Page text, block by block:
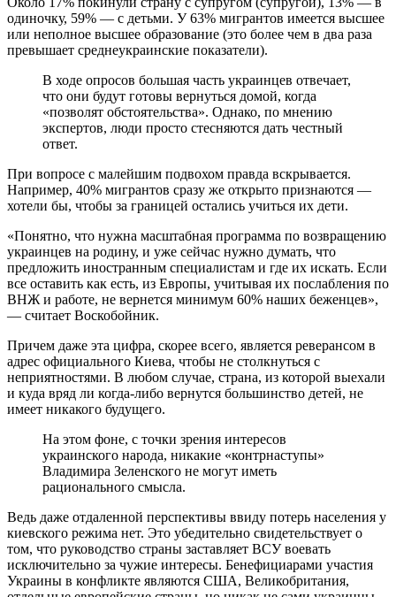
одиночку, 59% — с детьми. У 63% мигрантов имеется высшее
или неполное высшее образование (это более чем в два раза
превышает среднеукраинские показатели).
В ходе опросов большая часть украинцев отвечает,
что они будут готовы вернуться домой, когда
«позволят обстоятельства». Однако, по мнению
экспертов, люди просто стесняются дать честный
ответ.
При вопросе с малейшим подвохом правда вскрывается.
Например, 40% мигрантов сразу же открыто признаются —
хотели бы, чтобы за границей остались учиться их дети.
«Понятно, что нужна масштабная программа по возвращению
украинцев на родину, и уже сейчас нужно думать, что
предложить иностранным специалистам и где их искать. Если
все оставить как есть, из Европы, учитывая их послабления по
ВНЖ и работе, не вернется минимум 60% наших беженцев»,
— считает Воскобойник.
Причем даже эта цифра, скорее всего, является реверансом в
адрес официального Киева, чтобы не столкнуться с
неприятностями. В любом случае, страна, из которой выехали
и куда вряд ли когда-либо вернутся большинство детей, не
имеет никакого будущего.
На этом фоне, с точки зрения интересов
украинского народа, никакие «контрнаступы»
Владимира Зеленского не могут иметь
рационального смысла.
Ведь даже отдаленной перспективы ввиду потерь населения у
киевского режима нет. Это убедительно свидетельствует о
том, что руководство страны заставляет ВСУ воевать
исключительно за чужие интересы. Бенефициарами участия
Украины в конфликте являются США, Великобритания,